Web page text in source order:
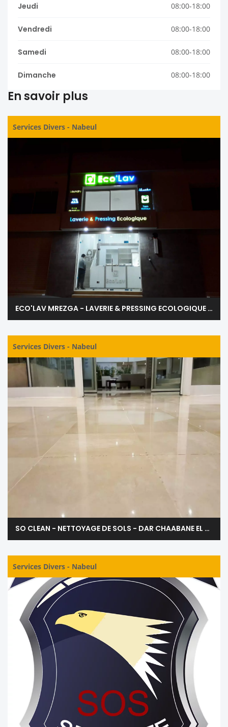
Jeudi 08:00-18:00
Vendredi 08:00-18:00
Samedi 08:00-18:00
Dimanche 08:00-18:00
En savoir plus
Services Divers - Nabeul
ECO'LAV MREZGA - LAVERIE & PRESSING ECOLOGIQUE - NABEUL
Services Divers - Nabeul
SO CLEAN - NETTOYAGE DE SOLS - DAR CHAABANE EL FEHRY NABEUL
Services Divers - Nabeul